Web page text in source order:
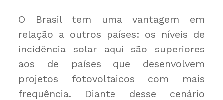
O Brasil tem uma vantagem em
relação a outros países: os níveis de
incidência solar aqui são superiores
aos de países que desenvolvem
projetos fotovoltaicos com mais
frequência. Diante desse cenário